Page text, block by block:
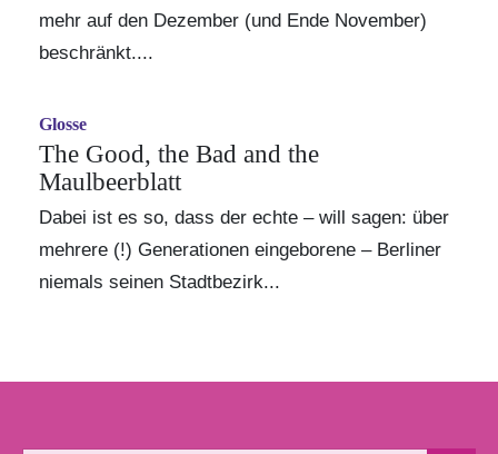
mehr auf den Dezember (und Ende November)
beschränkt....
Glosse
The Good, the Bad and the
Maulbeerblatt
Dabei ist es so, dass der echte – will sagen: über
mehrere (!) Generationen eingeborene – Berliner
niemals seinen Stadtbezirk...